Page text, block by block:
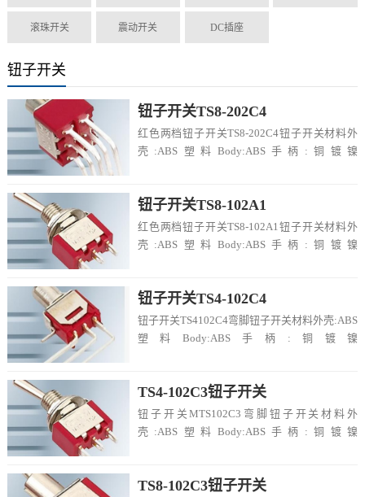
滚珠开关 震动开关 DC插座
钮子开关
钮子开关TS8-202C4
红色两档钮子开关TS8-202C4钮子开关材料外
壳:ABS塑料Body:ABS手柄:铜镀镍
钮子开关TS8-102A1
红色两档钮子开关TS8-102A1钮子开关材料外
壳:ABS塑料Body:ABS手柄:铜镀镍
钮子开关TS4-102C4
钮子开关TS4102C4弯脚钮子开关材料外壳:ABS
塑料Body:ABS手柄:铜镀镍
TS4-102C3钮子开关
钮子开关MTS102C3弯脚钮子开关材料外
壳:ABS塑料Body:ABS手柄:铜镀镍
TS8-102C3钮子开关